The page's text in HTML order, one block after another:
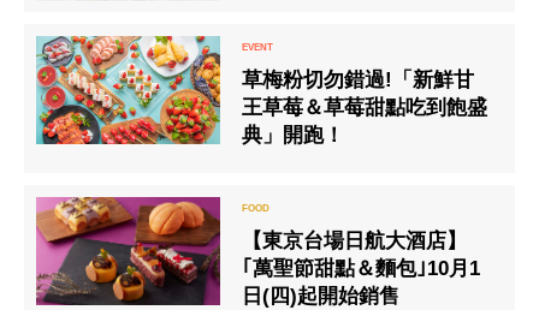
草梅粉切勿錯過!「新鮮甘
王草莓＆草莓甜點吃到飽盛
典」開跑！
【東京台場日航大酒店】
｢萬聖節甜點＆麵包｣10月1
日(四)起開始銷售